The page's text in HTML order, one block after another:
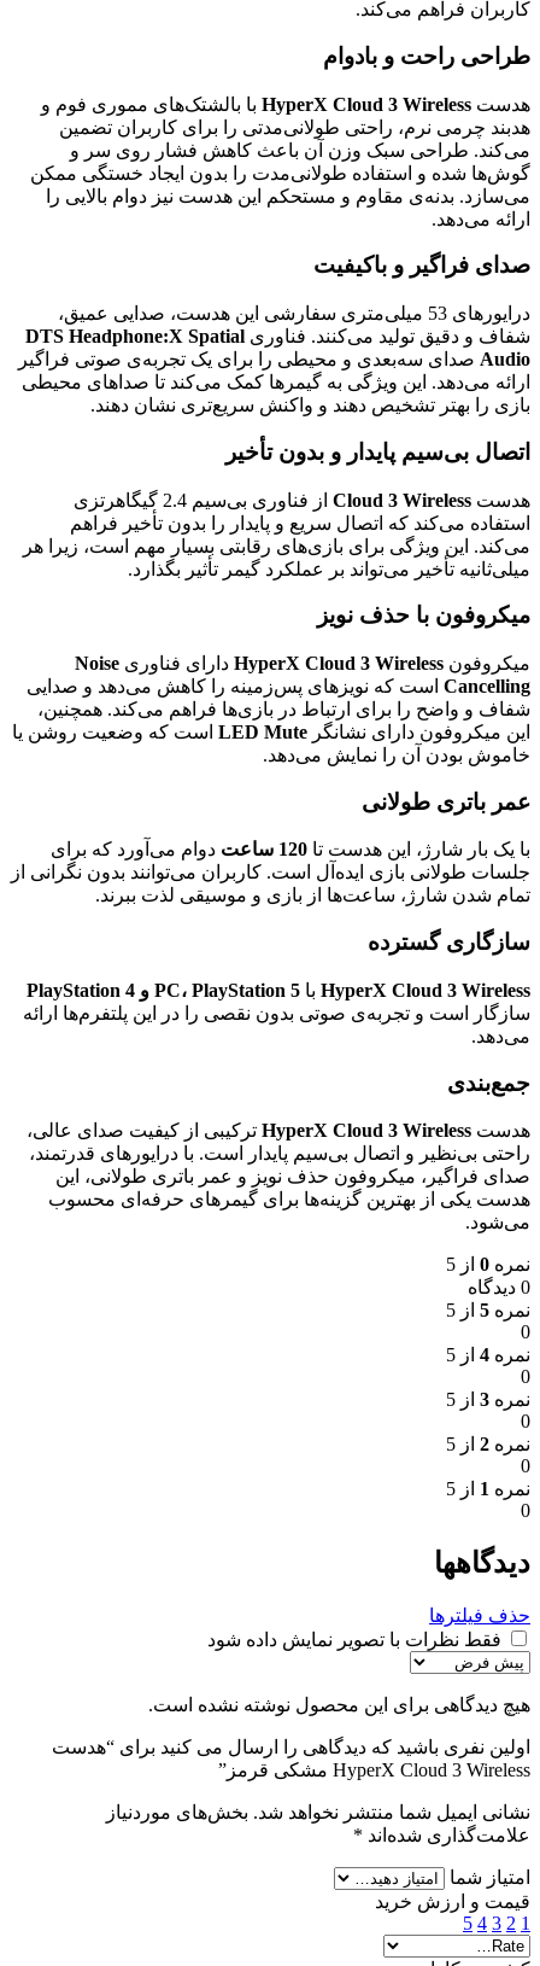
کاربران فراهم می‌کند.
طراحی راحت و بادوام
هدست HyperX Cloud 3 Wireless با بالشتک‌های مموری فوم و
هدبند چرمی نرم، راحتی طولانی‌مدتی را برای کاربران تضمین
می‌کند. طراحی سبک وزن آن باعث کاهش فشار روی سر و
گوش‌ها شده و استفاده طولانی‌مدت را بدون ایجاد خستگی ممکن
می‌سازد. بدنه‌ی مقاوم و مستحکم این هدست نیز دوام بالایی را
ارائه می‌دهد.
صدای فراگیر و باکیفیت
درایورهای 53 میلی‌متری سفارشی این هدست، صدایی عمیق،
شفاف و دقیق تولید می‌کنند. فناوری DTS Headphone:X Spatial
Audio صدای سه‌بعدی و محیطی را برای یک تجربه‌ی صوتی فراگیر
ارائه می‌دهد. این ویژگی به گیمرها کمک می‌کند تا صداهای محیطی
بازی را بهتر تشخیص دهند و واکنش سریع‌تری نشان دهند.
اتصال بی‌سیم پایدار و بدون تأخیر
هدست Cloud 3 Wireless
از فناوری بی‌سیم 2.4 گیگاهرتزی
استفاده می‌کند که اتصال سریع و پایدار را بدون تأخیر فراهم
می‌کند. این ویژگی برای بازی‌های رقابتی بسیار مهم است، زیرا هر
میلی‌ثانیه تأخیر می‌تواند بر عملکرد گیمر تأثیر بگذارد.
میکروفون با حذف نویز
میکروفون HyperX Cloud 3 Wireless دارای فناوری Noise
Cancelling است که نویزهای پس‌زمینه را کاهش می‌دهد و صدایی
شفاف و واضح را برای ارتباط در بازی‌ها فراهم می‌کند. همچنین،
این میکروفون دارای نشانگر LED Mute است که وضعیت روشن یا
خاموش بودن آن را نمایش می‌دهد.
عمر باتری طولانی
با یک بار شارژ، این هدست تا 120 ساعت
دوام می‌آورد که برای
جلسات طولانی بازی ایده‌آل است. کاربران می‌توانند بدون نگرانی از
تمام شدن شارژ، ساعت‌ها از بازی و موسیقی لذت ببرند.
سازگاری گسترده
HyperX Cloud 3 Wireless با PC، PlayStation 5 و PlayStation 4
سازگار است و تجربه‌ی صوتی بدون نقصی را در این پلتفرم‌ها ارائه
می‌دهد.
جمع‌بندی
هدست HyperX Cloud 3 Wireless ترکیبی از کیفیت صدای عالی،
راحتی بی‌نظیر و اتصال بی‌سیم پایدار است. با درایورهای قدرتمند،
صدای فراگیر، میکروفون حذف نویز و عمر باتری طولانی، این
هدست یکی از بهترین گزینه‌ها برای گیمرهای حرفه‌ای محسوب
می‌شود.
نمره 0 از 5
0 دیدگاه
نمره 5 از 5
0
نمره 4 از 5
0
نمره 3 از 5
0
نمره 2 از 5
0
نمره 1 از 5
0
دیدگاهها
حذف فیلترها
فقط نظرات با تصویر نمایش داده شود
هیچ دیدگاهی برای این محصول نوشته نشده است.
اولین نفری باشید که دیدگاهی را ارسال می کنید برای “هدست
HyperX Cloud 3 Wireless مشکی قرمز”
نشانی ایمیل شما منتشر نخواهد شد. بخش‌های موردنیاز
علامت‌گذاری شده‌اند *
امتیاز شما
قیمت و ارزش خرید
1
2
3
4
5